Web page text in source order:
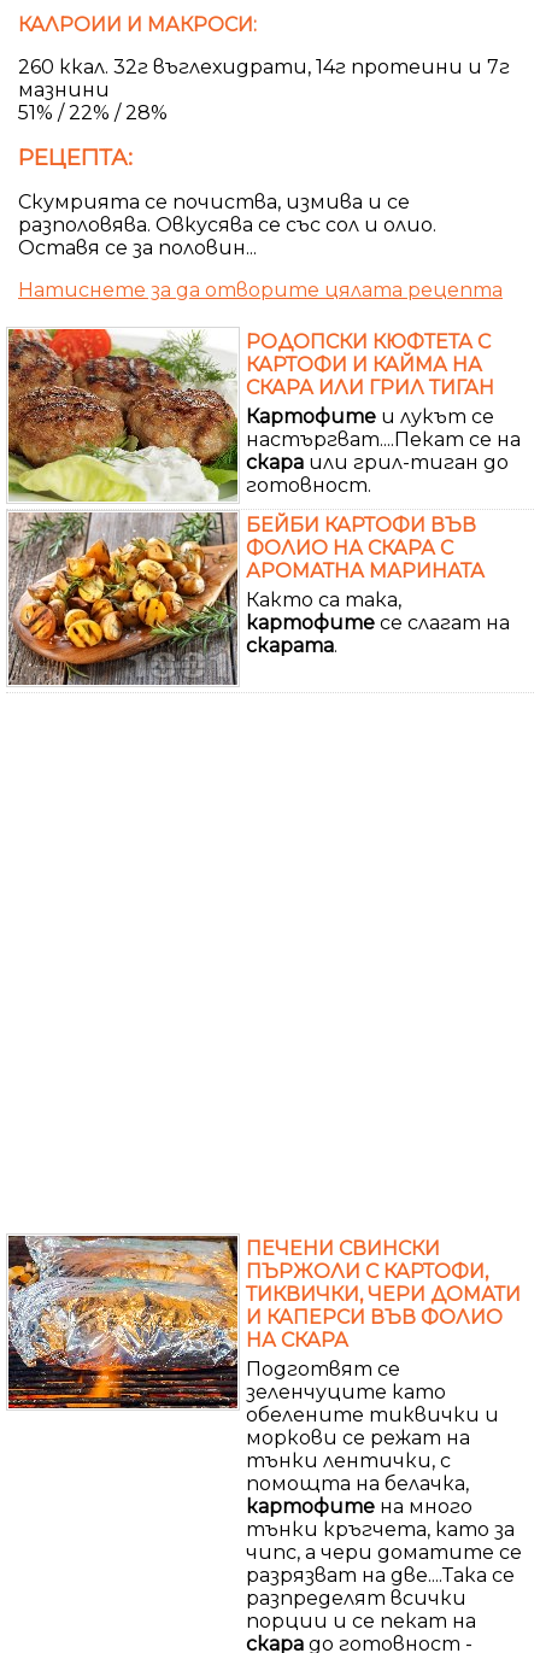
КАЛРОИИ И МАКРОСИ:
260 ккал. 32г въглехидрати, 14г протеини и 7г
мазнини
51% / 22% / 28%
РЕЦЕПТА:
Скумрията се почиства, измива и се
разполовява. Овкусява се със сол и олио.
Оставя се за половин...
Натиснете за да отворите цялата рецепта
РОДОПСКИ КЮФТЕТА С
КАРТОФИ И КАЙМА НА
СКАРА ИЛИ ГРИЛ ТИГАН
Картофите и лукът се
настъргват....Пекат се на
скара или грил-тиган до
готовност.
БЕЙБИ КАРТОФИ ВЪВ
ФОЛИО НА СКАРА С
АРОМАТНА МАРИНАТА
Както са така,
картофите се слагат на
скарата.
ПЕЧЕНИ СВИНСКИ
ПЪРЖОЛИ С КАРТОФИ,
ТИКВИЧКИ, ЧЕРИ ДОМАТИ
И КАПЕРСИ ВЪВ ФОЛИО
НА СКАРА
Подготвят се
зеленчуците като
обелените тиквички и
моркови се режат на
тънки лентички, с
помощта на белачка,
картофите на много
тънки кръгчета, като за
чипс, а чери доматите се
разрязват на две....Така се
разпределят всички
порции и се пекат на
скара до готовност -